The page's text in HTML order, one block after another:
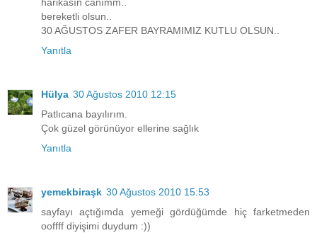
bereketli olsun..
30 AĞUSTOS ZAFER BAYRAMIMIZ KUTLU OLSUN..
Yanıtla
Hülya 30 Ağustos 2010 12:15
Patlıcana bayılırım.
Çok güzel görünüyor ellerine sağlık
Yanıtla
yemekbiraşk 30 Ağustos 2010 15:53
sayfayı açtığımda yemeği gördüğümde hiç farketmeden
ooffff diyişimi duydum :))